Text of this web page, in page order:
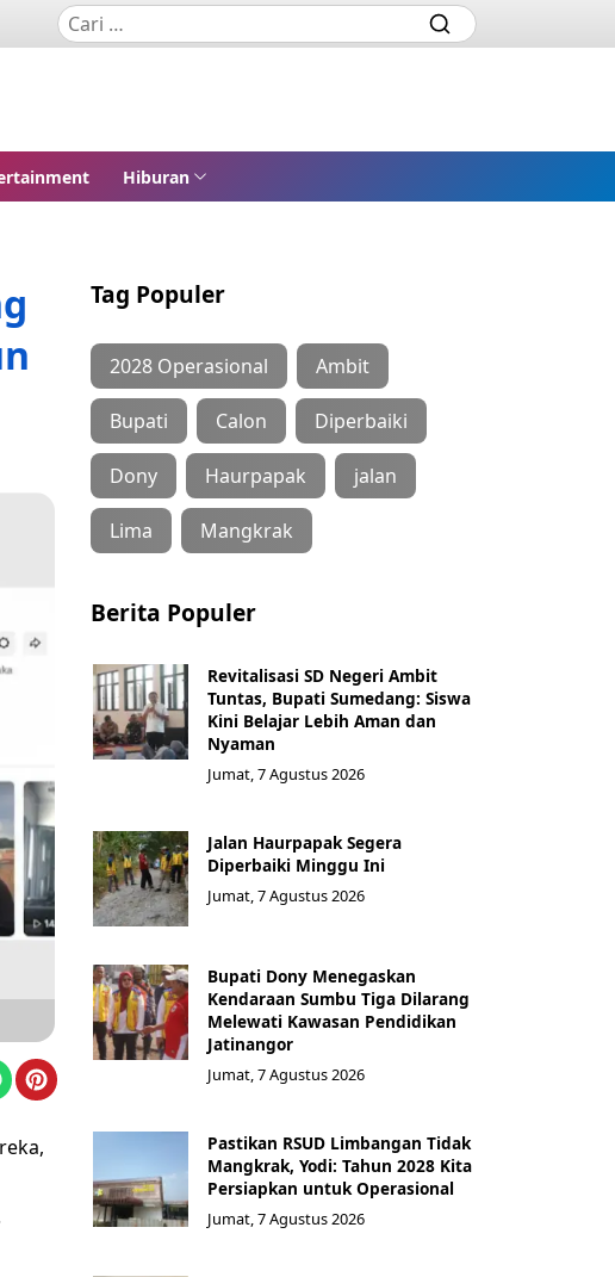
Hiburan
Tag Populer
2028 Operasional Ambit
Bupati Calon Diperbaiki
Dony Haurpapak jalan
Lima Mangkrak
Berita Populer
Revitalisasi SD Negeri Ambit
Tuntas, Bupati Sumedang: Siswa
Kini Belajar Lebih Aman dan
Nyaman
Jumat, 7 Agustus 2026
Jalan Haurpapak Segera
Diperbaiki Minggu Ini
Jumat, 7 Agustus 2026
Bupati Dony Menegaskan
Kendaraan Sumbu Tiga Dilarang
Melewati Kawasan Pendidikan
Jatinangor
Jumat, 7 Agustus 2026
Pastikan RSUD Limbangan Tidak
Mangkrak, Yodi: Tahun 2028 Kita
Persiapkan untuk Operasional
Jumat, 7 Agustus 2026